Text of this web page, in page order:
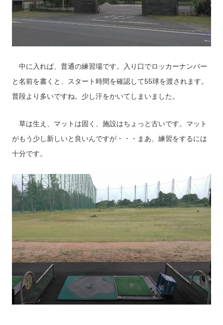
中に入れば、普通の練習場です。入り口でロッカーナンバー
と名前を書くと、スタート時間を確認して55球を渡されます。
普段より多いですね。少し汗をかいてしまいました。
草は生え、マットは固く、施設はちょっと古いです。マット
がもう少し新しいと良いんですが・・・まあ、練習をするには
十分です。